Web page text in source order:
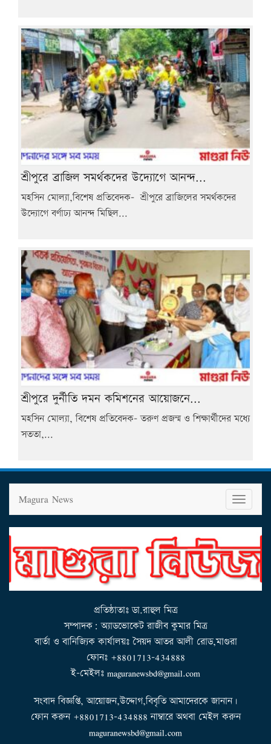
শ্রীপুরে ব্রাজিল সমর্থকদের উদ্যোগে আনন্দ...
মহসিন মোল্যা,বিশেষ প্রতিবেদক- শ্রীপুরে ব্রাজিলের সমর্থকদের
উদ্যোগে বর্ণাঢ্য আনন্দ মিছিল...
শ্রীপুরে দুর্নীতি দমন কমিশনের আয়োজনে...
মহসিন মোল্যা, বিশেষ প্রতিবেদক- তরুণ প্রজন্ম ও শিক্ষার্থীদের মধ্যে
সততা,...
T
o
g
l
n
g
a
t
o
n
Magura News
প্রতিষ্ঠাতাঃ ডা.রাহুল মিত্র
সম্পাদক: অ্যাডভোকেট রাজীব কুমার মিত্র
বার্তা ও বানিজ্যিক কার্যালয়ঃ সৈয়দ আতর আলী রোড,মাগুরা
ফোনঃ +8801713-434888
ই-মেইলঃ maguranewsbd@gmail.com
সংবাদ বিজ্ঞপ্তি, আয়োজন,উদ্দোগ,বিবৃতি আমাদেরকে জানান।
ফোন করুন +8801713-434888 নাম্বারে অথবা মেইল করুন
maguranewsbd@gmail.com